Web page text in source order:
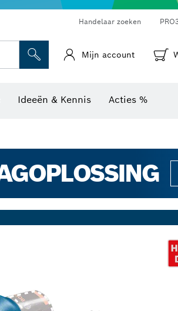
Handelaar zoeken
Mijn account
Ideeën & Kennis Acties %